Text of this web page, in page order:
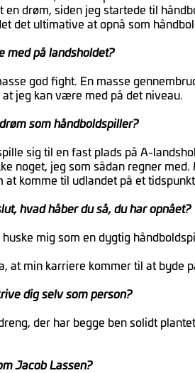
drøm, siden jeg startede til
det ultimative at opnå som
med på landsholdet?
god fight. En masse
jeg kan være med på det niveau.
som håndboldspiller?
sig til en fast plads på A-
noget, jeg som sådan regner
at komme til udlandet på et
hvad håber du så, du har opnået?
mig som en dygtig
at min karriere kommer til at byde
dig selv som person?
der har begge ben solidt
Jacob Lassen?